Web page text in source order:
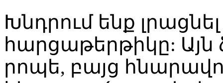
Խնդրում ենք
հարցաթերթիկը:
րոպե, բայց